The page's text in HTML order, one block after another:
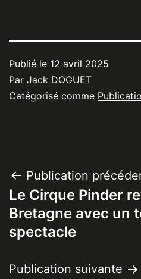
Publié le 12 avril 2025
Par Jack DOGUET
Catégorisé comme
Navigation
de
l’article
Publication
Le Cirque Pinder
Bretagne avec un
spectacle
Publication suivante